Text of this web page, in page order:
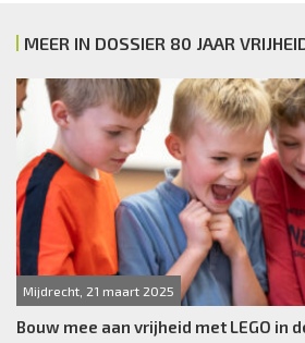
MEER IN DOSSIER 80 JAAR
Mijdrecht, 21 maart 2025
Bouw mee aan vrijheid met LEGO in